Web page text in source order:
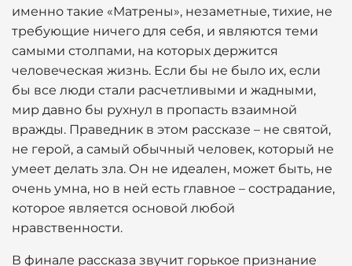
именно такие «Матрены», незаметные, тихие, не
требующие ничего для себя, и являются теми
самыми столпами, на которых держится
человеческая жизнь. Если бы не было их, если
бы все люди стали расчетливыми и жадными,
мир давно бы рухнул в пропасть взаимной
вражды. Праведник в этом рассказе – не святой,
не герой, а самый обычный человек, который не
умеет делать зла. Он не идеален, может быть, не
очень умна, но в ней есть главное – сострадание,
которое является основой любой
нравственности.
В финале рассказа звучит горькое признание